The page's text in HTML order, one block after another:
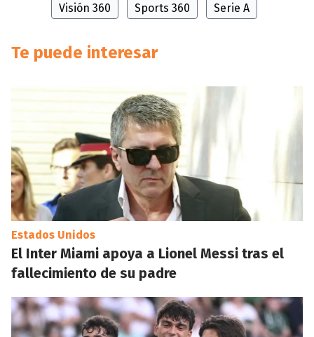
Visión 360 Sports 360 Serie A
Te puede interesar
Estados Unidos
El Inter Miami apoya a Lionel Messi tras el
fallecimiento de su padre